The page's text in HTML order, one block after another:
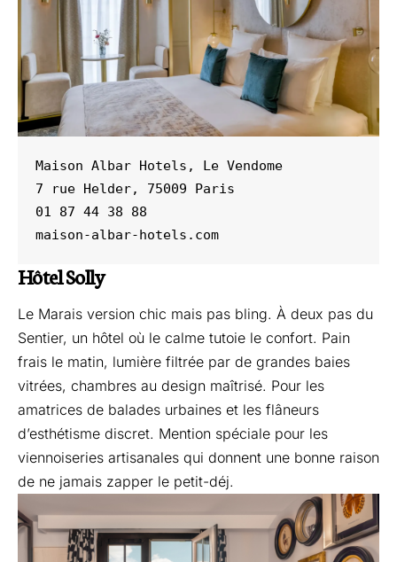
Maison Albar Hotels, Le Vendome
7 rue Helder, 75009 Paris
01 87 44 38 88
maison-albar-hotels.com
Hôtel Solly
Le Marais version chic mais pas bling. À deux pas du
Sentier, un hôtel où le calme tutoie le confort. Pain
frais le matin, lumière filtrée par de grandes baies
vitrées, chambres au design maîtrisé. Pour les
amatrices de balades urbaines et les flâneurs
d’esthétisme discret. Mention spéciale pour les
viennoiseries artisanales qui donnent une bonne raison
de ne jamais zapper le petit-déj.